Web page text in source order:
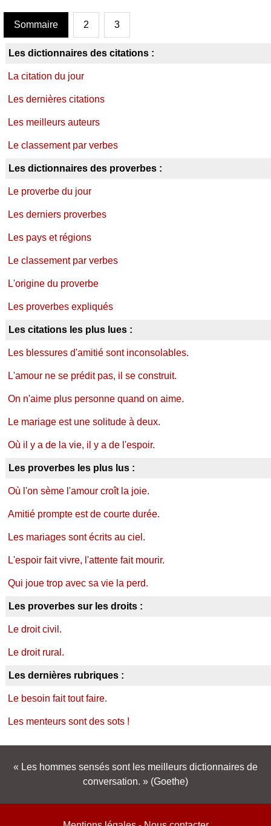
Sommaire 2 3
Les dictionnaires des citations :
La citation du jour
Les dernières citations
Les meilleurs auteurs
Le classement par verbes
Les dictionnaires des proverbes :
Le proverbe du jour
Les derniers proverbes
Les pays et régions
Le classement par verbes
L'origine du proverbe
Les proverbes expliqués
Les citations les plus lues :
Les blessures d'amitié sont inconsolables.
L'amour ne se prédit pas, il se construit.
On n'aime plus personne quand on aime.
Le mariage est une solitude à deux.
Où il y a de la vie, il y a de l'espoir.
Les proverbes les plus lus :
Où l'on sème l'amour croît la joie.
Amitié prompte est de courte durée.
Les mariages sont écrits au ciel.
L'espoir fait vivre, l'attente fait mourir.
Qui joue trop avec sa vie la perd.
Les proverbes sur les droits :
Le droit civil.
Le droit rural.
Les dernières rubriques :
Le besoin fait tout faire.
Les menteurs sont des sots !
Les hommes sensés sont les meilleurs dictionnaires de
conversation.
(Goethe)